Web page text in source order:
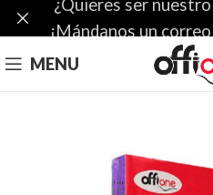
MENU
¿Quieres ser
¡Mándanos un